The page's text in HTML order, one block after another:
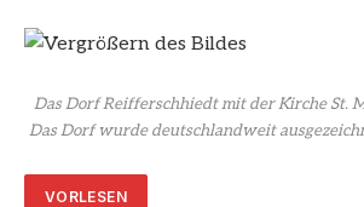
Das Dorf Reifferschhiedt mit der Kirche St.
Das Dorf wurde deutschlandweit
VORLESEN